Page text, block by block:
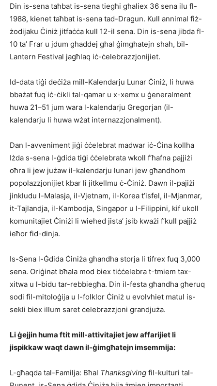
Din is-sena taħbat is-sena tiegħi għaliex 36 sena ilu fl-
1988, kienet taħbat is-sena tad-Dragun. Kull annimal fiż-
żodijaku Ċiniż jitfaċċa kull 12-il sena. Din is-sena jibda fl-
10 ta’ Frar u jdum għaddej għal ġimgħatejn sħaħ, bil-
Lantern Festival jagħlaq iċ-ċelebrazzjonijiet.
Id-data tiġi deċiża mill-Kalendarju Lunar Ċiniż, li huwa
bbażat fuq iċ-ċikli tal-qamar u x-xemx u ġeneralment
huwa 21–51 jum wara l-kalendarju Gregorjan (il-
kalendarju li huwa wżat internazzjonalment).
Dan l-avveniment jiġi ċċelebrat madwar iċ-Ċina kollha
Iżda s-sena l-ġdida tiġi ċċelebrata wkoll f’ħafna pajjiżi
oħra li jew jużaw il-kalendarju lunari jew għandhom
popolazzjonijiet kbar li jitkellmu ċ-Ċiniż. Dawn il-pajiżi
jinkludu l-Malasja, il-Vjetnam, il-Korea t’isfel, il-Mjanmar,
it-Tajlandja, il-Kambodja, Singapor u l-Filippini, kif ukoll
komunitajiet Ċiniżi li wieħed jista’ jsib kważi f’kull pajjiż
ieħor fid-dinja.
Is-Sena l-Ġdida Ċiniża għandha storja li tifrex fuq 3,000
sena. Oriġinat bħala mod biex tiċċelebra t-tmiem tax-
xitwa u l-bidu tar-rebbiegħa. Din il-festa għandha għeruq
sodi fil-mitoloġija u l-folklor Ċiniż u evolvhiet matul is-
sekli biex illum saret ċelebrazzjoni grandjuża.
Li ġejjin huma ftit mill-attivitajiet jew affarijiet li
jispikkaw waqt dawn il-ġimgħatejn imsemmija:
L-għaqda tal-Familja: Bħal Thanksgiving fil-kulturi tal-